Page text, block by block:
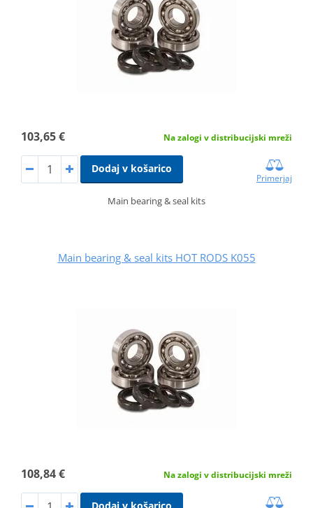
103,65 € Na zalogi v distribucijski mreži
Dodaj v košarico
Primerjaj
Main bearing & seal kits
Main bearing & seal kits HOT RODS K055
108,84 € Na zalogi v distribucijski mreži